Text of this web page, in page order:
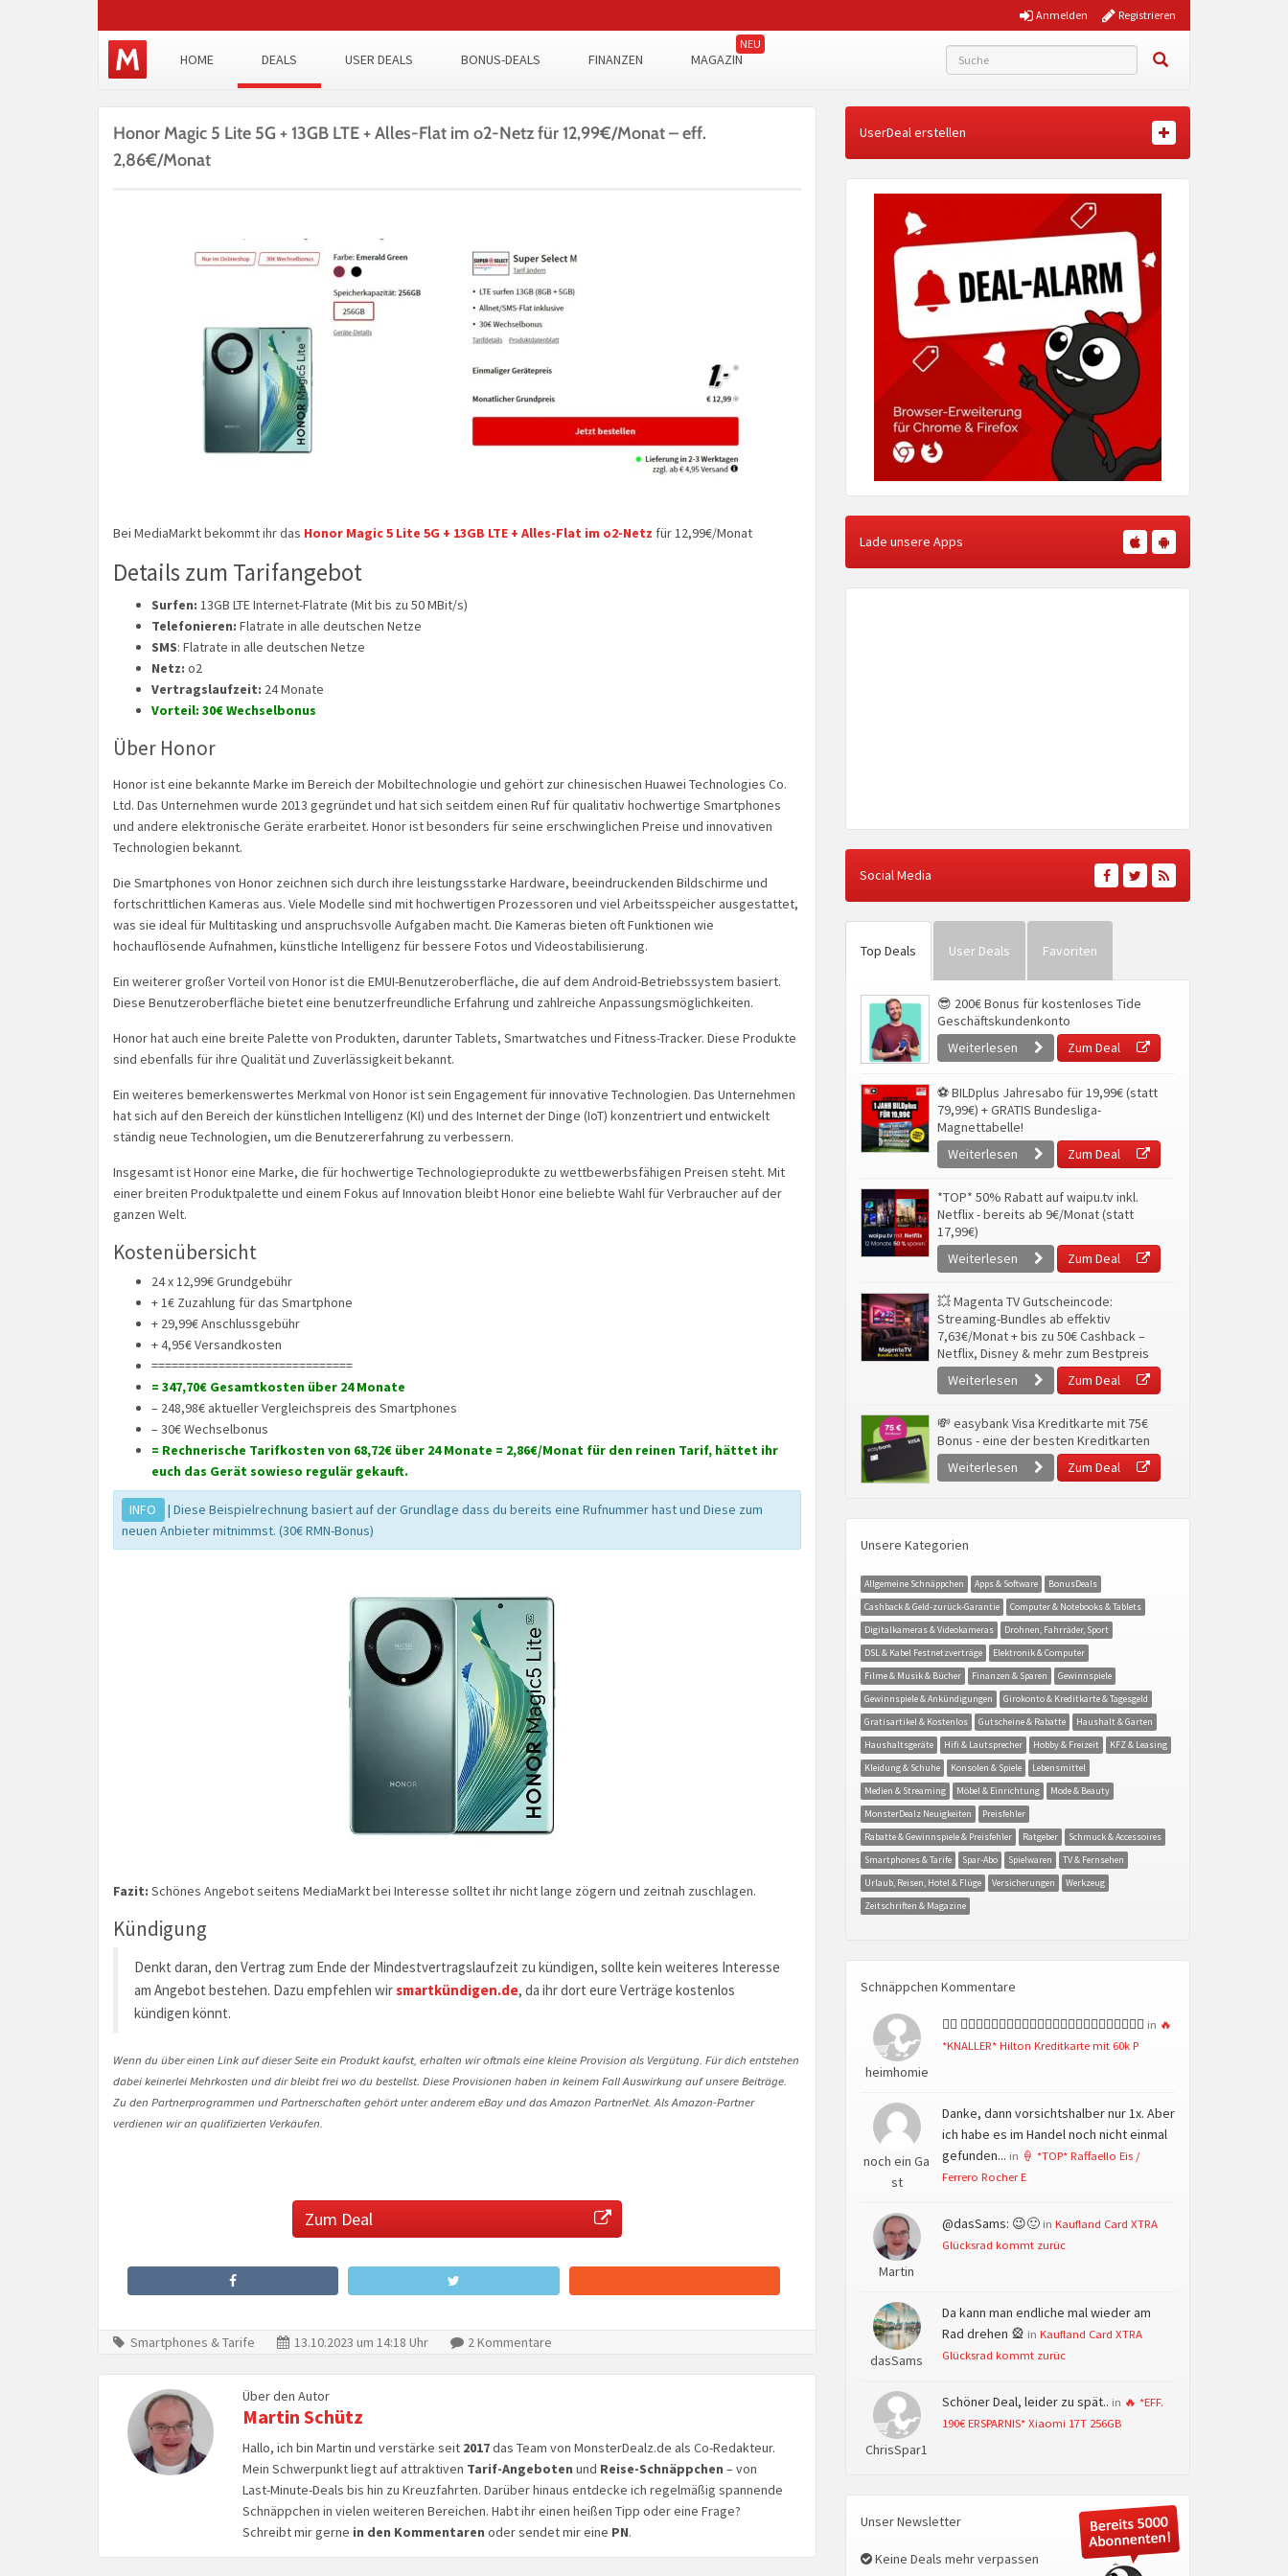
Registrieren
Anmelden
HOME DEALS USER DEALS BONUS-DEALS FINANZEN MAGAZIN
Honor Magic 5 Lite 5G + 13GB LTE + Alles-Flat im o2-Netz für 12,99€/Monat – eff.
2,86€/Monat
Bei MediaMarkt bekommt ihr das Honor Magic 5 Lite 5G + 13GB LTE + Alles-Flat im o2-Netz für 12,99€/Monat
Details zum Tarifangebot
Surfen: 13GB LTE Internet-Flatrate (Mit bis zu 50 MBit/s)
Telefonieren: Flatrate in alle deutschen Netze
SMS: Flatrate in alle deutschen Netze
Netz: o2
Vertragslaufzeit: 24 Monate
Vorteil: 30€ Wechselbonus
Über Honor
Honor ist eine bekannte Marke im Bereich der Mobiltechnologie und gehört zur chinesischen Huawei Technologies Co.
Ltd. Das Unternehmen wurde 2013 gegründet und hat sich seitdem einen Ruf für qualitativ hochwertige Smartphones
und andere elektronische Geräte erarbeitet. Honor ist besonders für seine erschwinglichen Preise und innovativen
Technologien bekannt.
Die Smartphones von Honor zeichnen sich durch ihre leistungsstarke Hardware, beeindruckenden Bildschirme und
fortschrittlichen Kameras aus. Viele Modelle sind mit hochwertigen Prozessoren und viel Arbeitsspeicher ausgestattet,
was sie ideal für Multitasking und anspruchsvolle Aufgaben macht. Die Kameras bieten oft Funktionen wie
hochauflösende Aufnahmen, künstliche Intelligenz für bessere Fotos und Videostabilisierung.
Ein weiterer großer Vorteil von Honor ist die EMUI-Benutzeroberfläche, die auf dem Android-Betriebssystem basiert.
Diese Benutzeroberfläche bietet eine benutzerfreundliche Erfahrung und zahlreiche Anpassungsmöglichkeiten.
Honor hat auch eine breite Palette von Produkten, darunter Tablets, Smartwatches und Fitness-Tracker. Diese Produkte
sind ebenfalls für ihre Qualität und Zuverlässigkeit bekannt.
Ein weiteres bemerkenswertes Merkmal von Honor ist sein Engagement für innovative Technologien. Das Unternehmen
hat sich auf den Bereich der künstlichen Intelligenz (KI) und des Internet der Dinge (IoT) konzentriert und entwickelt
ständig neue Technologien, um die Benutzererfahrung zu verbessern.
Insgesamt ist Honor eine Marke, die für hochwertige Technologieprodukte zu wettbewerbsfähigen Preisen steht. Mit
einer breiten Produktpalette und einem Fokus auf Innovation bleibt Honor eine beliebte Wahl für Verbraucher auf der
ganzen Welt.
Kostenübersicht
24 x 12,99€ Grundgebühr
+ 1€ Zuzahlung für das Smartphone
+ 29,99€ Anschlussgebühr
+ 4,95€ Versandkosten
==============================
= 347,70€ Gesamtkosten über 24 Monate
– 248,98€ aktueller Vergleichspreis des Smartphones
– 30€ Wechselbonus
= Rechnerische Tarifkosten von 68,72€ über 24 Monate = 2,86€/Monat für den reinen Tarif, hättet ihr
euch das Gerät sowieso regulär gekauft.
INFO
| Diese Beispielrechnung basiert auf der Grundlage dass du bereits eine Rufnummer hast und Diese zum
neuen Anbieter mitnimmst. (30€ RMN-Bonus)
Fazit: Schönes Angebot seitens MediaMarkt bei Interesse solltet ihr nicht lange zögern und zeitnah zuschlagen.
Kündigung
Denkt daran, den Vertrag zum Ende der Mindestvertragslaufzeit zu kündigen, sollte kein weiteres Interesse
am Angebot bestehen. Dazu empfehlen wirsmartkündigen.de, da ihr dort eure Verträge kostenlos
kündigen könnt.
Wenn du über einen Link auf dieser Seite ein Produkt kaufst, erhalten wir oftmals eine kleine Provision als Vergütung. Für dich entstehen
dabei keinerlei Mehrkosten und dir bleibt frei wo du bestellst. Diese Provisionen haben in keinem Fall Auswirkung auf unsere Beiträge.
Zu den Partnerprogrammen und Partnerschaften gehört unter anderem eBay und das Amazon PartnerNet. Als Amazon-Partner
verdienen wir an qualifizierten Verkäufen.
Zum Deal
Smartphones & Tarife 13.10.2023 um 14:18 Uhr 2 Kommentare
Über den Autor
Martin Schütz
Hallo, ich bin Martin und verstärke seit 2017das Team von MonsterDealz.de als Co-Redakteur.
Mein Schwerpunkt liegt auf attraktiven Tarif-Angeboten und Reise-Schnäppchen – von
Last-Minute-Deals bis hin zu Kreuzfahrten. Darüber hinaus entdecke ich regelmäßig spannende
Schnäppchen in vielen weiteren Bereichen. Habt ihr einen heißen Tipp oder eine Frage?
Schreibt mir gerne in den Kommentaren oder sendet mir eine PN.
UserDeal erstellen
Lade unsere Apps
Social Media
Top Deals User Deals Favoriten
😎 200€ Bonus für kostenloses Tide
Geschäftskundenkonto
Weiterlesen
Zum Deal
⚽ BILDplus Jahresabo für 19,99€ (statt
79,99€) + GRATIS Bundesliga-
Magnettabelle!
Weiterlesen
Zum Deal
*TOP* 50% Rabatt auf waipu.tv inkl.
Netflix - bereits ab 9€/Monat (statt
17,99€)
Weiterlesen
Zum Deal
💥 Magenta TV Gutscheincode:
Streaming-Bundles ab effektiv
7,63€/Monat + bis zu 50€ Cashback –
Netflix, Disney & mehr zum Bestpreis
Weiterlesen
Zum Deal
💸 easybank Visa Kreditkarte mit 75€
Bonus - eine der besten Kreditkarten
Weiterlesen
Zum Deal
Unsere Kategorien
Allgemeine Schnäppchen Apps & Software
BonusDeals
Cashback & Geld-zurück-Garantie
Computer & Notebooks & Tablets
Digitalkameras & Videokameras
Drohnen, Fahrräder, Sport
DSL & Kabel Festnetzverträge
Elektronik & Computer
Filme & Musik & Bücher
Finanzen & Sparen
Gewinnspiele
Gewinnspiele & Ankündigungen
Girokonto & Kreditkarte & Tagesgeld
Gratisartikel & Kostenlos
Gutscheine & Rabatte
Haushalt & Garten
Haushaltsgeräte
Hifi & Lautsprecher Hobby & Freizeit
KFZ & Leasing
Kleidung & Schuhe
Konsolen & Spiele
Lebensmittel
Medien & Streaming
Möbel & Einrichtung
Mode & Beauty
MonsterDealz Neuigkeiten
Preisfehler
Rabatte & Gewinnspiele & Preisfehler
Ratgeber
Schmuck & Accessoires
Smartphones & Tarife
Spar-Abo Spielwaren
TV & Fernsehen
Urlaub, Reisen, Hotel & Flüge
Versicherungen
Werkzeug
Zeitschriften & Magazine
Schnäppchen Kommentare
heimhomie
👍🏻 👍🏻👍🏻👍🏻👍🏻👍🏻👍🏻👍🏻👍🏻👍🏻👍🏻👍🏻👍🏻 in 🔥
*KNALLER* Hilton Kreditkarte mit 60k P
noch ein Ga
st
Danke, dann vorsichtshalber nur 1x. Aber
ich habe es im Handel noch nicht einmal
gefunden... in 🍦 *TOP* Raffaello Eis /
Ferrero Rocher E
Martin
@dasSams: 😉🙂 in Kaufland Card XTRA
Glücksrad kommt zurüc
dasSams
Da kann man endliche mal wieder am
Rad drehen 🎡 in Kaufland Card XTRA
Glücksrad kommt zurüc
ChrisSpar1
Schöner Deal, leider zu spät.. in 🔥 *EFF.
190€ ERSPARNIS* Xiaomi 17T 256GB
Unser Newsletter
Keine Deals mehr verpassen